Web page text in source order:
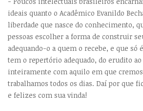
ideais quanto o Acadêmico Evanildo
liberdade que nasce do conhecimento,
pessoas escolher a forma de construir
adequando-o a quem o recebe, e que só
tem o repertório adequado, do erudito
inteiramente com aquilo em que
trabalhamos todos os dias. Daí por que
e felizes com sua vinda!